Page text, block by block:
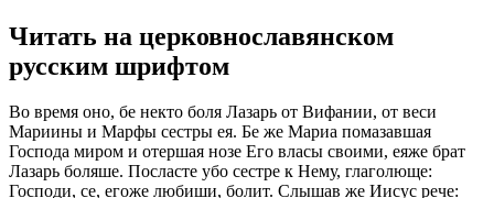
Читать на церковнославянском
русским шрифтом
Во время оно, бе некто боля Лазарь от Вифании, от веси
Мариины и Марфы сестры ея. Бе же Мариа помазавшая
Господа миром и отершая нозе Его власы своими, еяже брат
Лазарь боляше. Посласте убо сестре к Нему, глаголюще:
Господи, се, егоже любиши, болит. Слышав же Иисус рече: